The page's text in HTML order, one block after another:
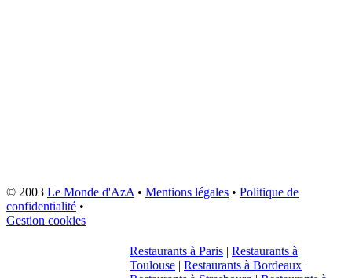
© 2003 Le Monde d'AzA• Mentions légales • Politique de
confidentialité •
Gestion cookies
Restaurants à Paris | Restaurants à
Toulouse | Restaurants à Bordeaux |